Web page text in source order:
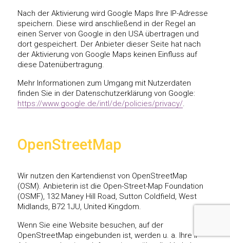
Nach der Aktivierung wird Google Maps Ihre IP-Adresse
speichern. Diese wird anschließend in der Regel an
einen Server von Google in den USA übertragen und
dort gespeichert. Der Anbieter dieser Seite hat nach
der Aktivierung von Google Maps keinen Einfluss auf
diese Datenübertragung.
Mehr Informationen zum Umgang mit Nutzerdaten
finden Sie in der Datenschutzerklärung von Google:
https://www.google.de/intl/de/policies/privacy/.
OpenStreetMap
Wir nutzen den Kartendienst von OpenStreetMap
(OSM). Anbieterin ist die Open-Street-Map Foundation
(OSMF), 132 Maney Hill Road, Sutton Coldfield, West
Midlands, B72 1JU, United Kingdom.
Wenn Sie eine Website besuchen, auf der
OpenStreetMap eingebunden ist, werden u. a. Ihre IP-